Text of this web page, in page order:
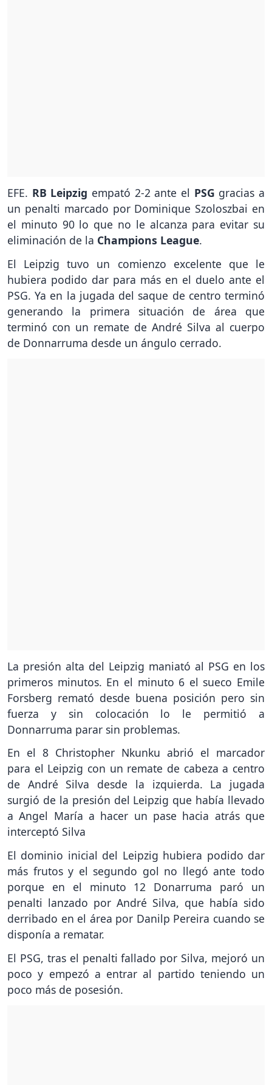
EFE. RB Leipzig empató 2-2 ante el PSG gracias a
un penalti marcado por Dominique Szoloszbai en
el minuto 90 lo que no le alcanza para evitar su
eliminación de la Champions League.
El Leipzig tuvo un comienzo excelente que le
hubiera podido dar para más en el duelo ante el
PSG. Ya en la jugada del saque de centro terminó
generando la primera situación de área que
terminó con un remate de André Silva al cuerpo
de Donnarruma desde un ángulo cerrado.
La presión alta del Leipzig maniató al PSG en los
primeros minutos. En el minuto 6 el sueco Emile
Forsberg remató desde buena posición pero sin
fuerza y sin colocación lo le permitió a
Donnarruma parar sin problemas.
En el 8 Christopher Nkunku abrió el marcador
para el Leipzig con un remate de cabeza a centro
de André Silva desde la izquierda. La jugada
surgió de la presión del Leipzig que había llevado
a Angel María a hacer un pase hacia atrás que
interceptó Silva
El dominio inicial del Leipzig hubiera podido dar
más frutos y el segundo gol no llegó ante todo
porque en el minuto 12 Donarruma paró un
penalti lanzado por André Silva, que había sido
derribado en el área por Danilp Pereira cuando se
disponía a rematar.
El PSG, tras el penalti fallado por Silva, mejoró un
poco y empezó a entrar al partido teniendo un
poco más de posesión.